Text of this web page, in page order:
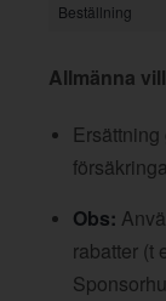
Beställning
Allmänna
Obs:
rabatter (t